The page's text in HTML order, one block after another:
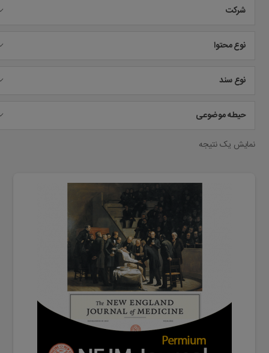
شرکت
نوع محتوا
نوع سند
حیطه موضوعی
نمایش یک نتیجه
ها